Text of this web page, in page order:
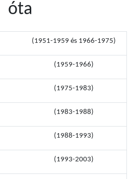
óta
(1951-1959 és 1966-1975)
(1959-1966)
(1975-1983)
(1983-1988)
(1988-1993)
(1993-2003)